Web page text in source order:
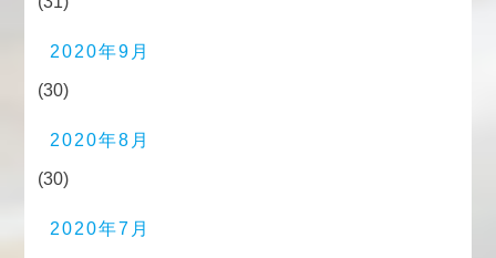
2020年9月
(30)
2020年8月
(30)
2020年7月